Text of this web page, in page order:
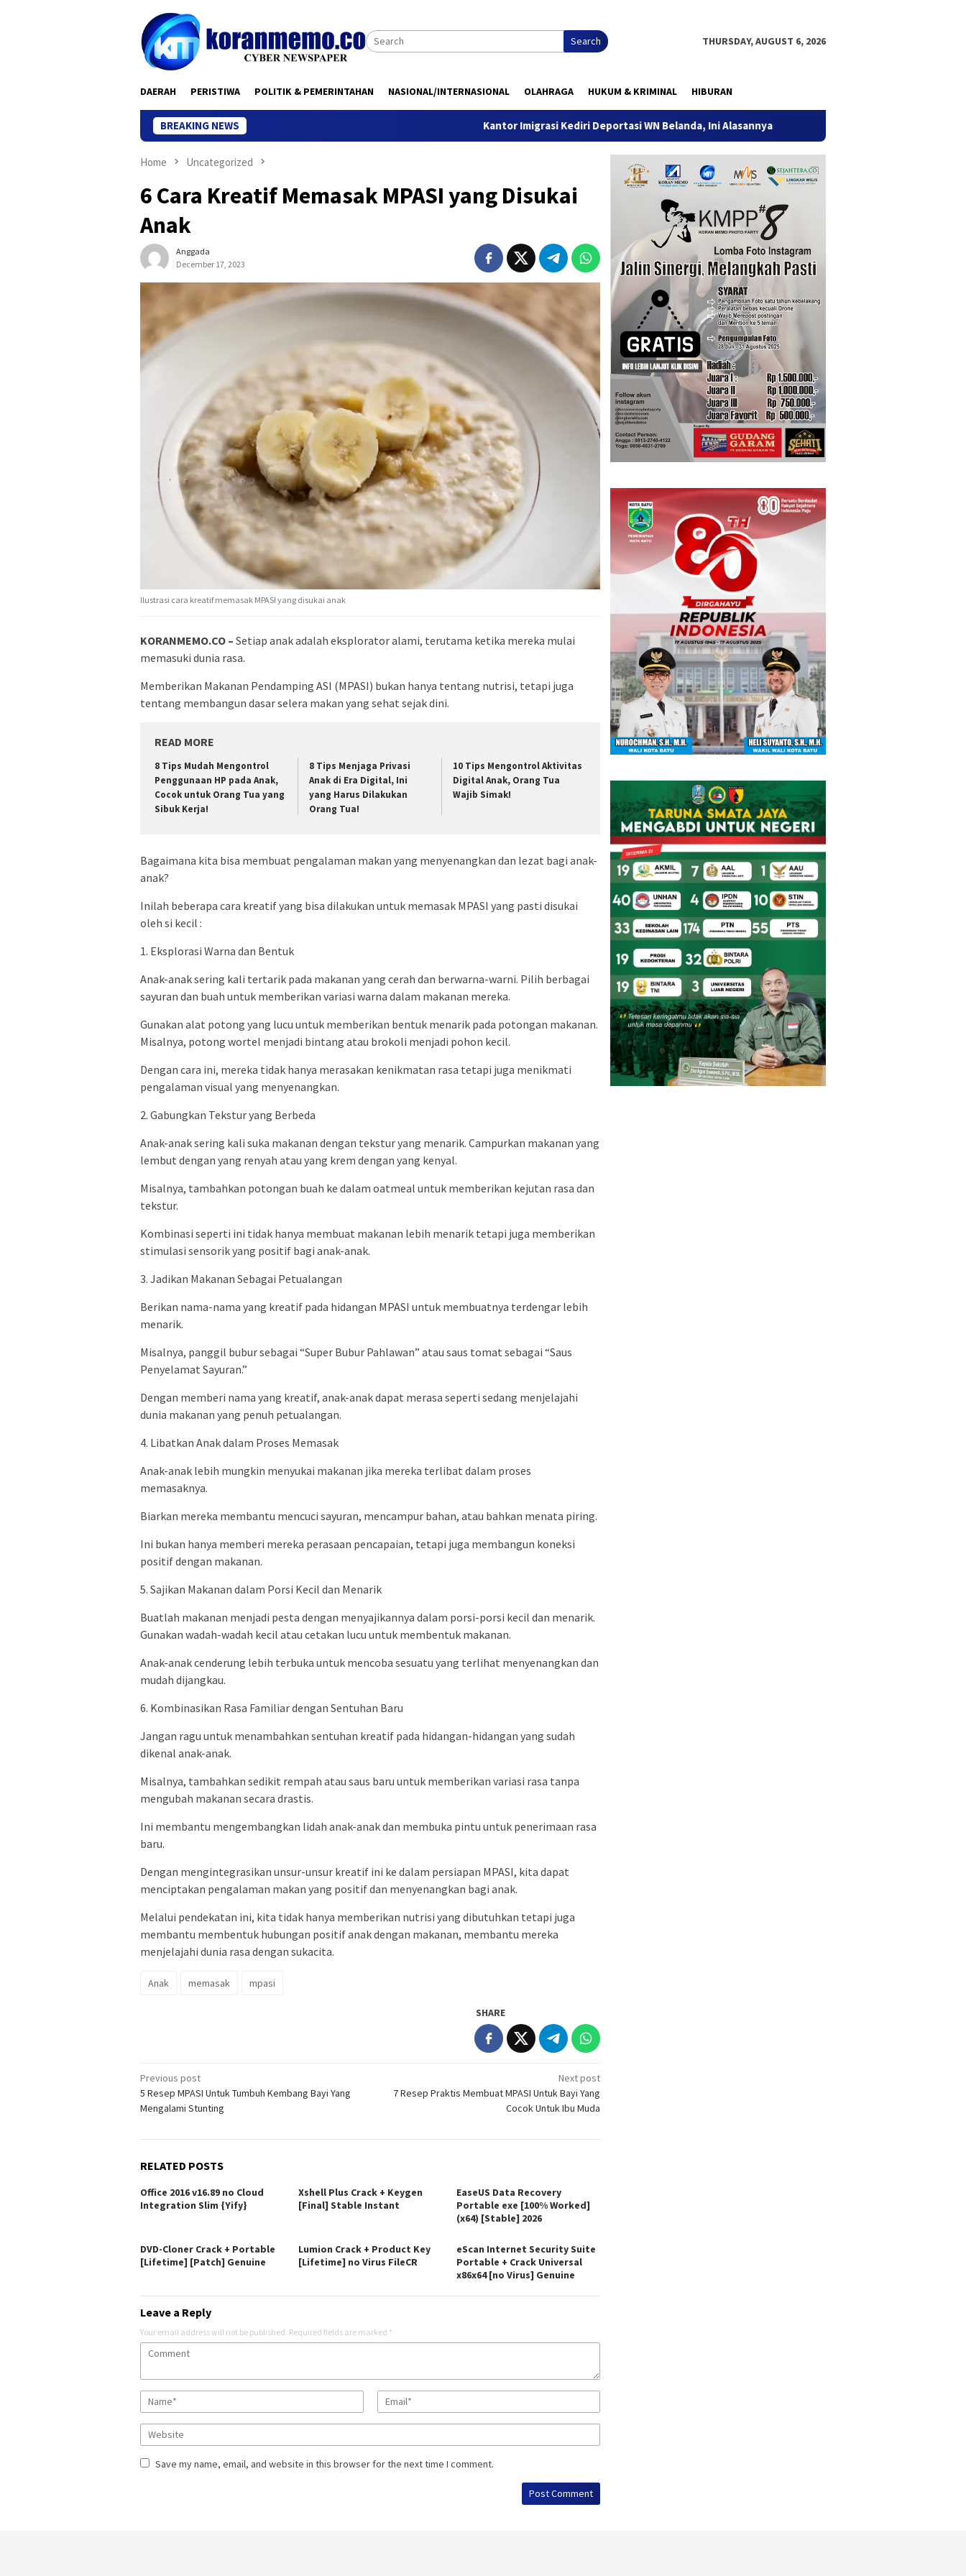
Search THURSDAY, AUGUST 6, 2026
DAERAH PERISTIWA POLITIK & PEMERINTAHAN NASIONAL/INTERNASIONAL OLAHRAGA HUKUM & KRIMINAL HIBURAN
BREAKING NEWS Kantor Imigrasi Kediri Deportasi WN Belanda, Ini Alasannya 9 Desa di 6 Kecamatan Tulungagung Alami
Home Uncategorized
6 Cara Kreatif Memasak MPASI yang Disukai
Anak
Anggada
December 17, 2023
Ilustrasi cara kreatif memasak MPASI yang disukai anak
KORANMEMO.CO – Setiap anak adalah eksplorator alami, terutama ketika mereka mulai
memasuki dunia rasa.
Memberikan Makanan Pendamping ASI (MPASI) bukan hanya tentang nutrisi, tetapi juga
tentang membangun dasar selera makan yang sehat sejak dini.
READ MORE
8 Tips Mudah Mengontrol
Penggunaan HP pada Anak,
Cocok untuk Orang Tua yang
Sibuk Kerja!
8 Tips Menjaga Privasi
Anak di Era Digital, Ini
yang Harus Dilakukan
Orang Tua!
10 Tips Mengontrol Aktivitas
Digital Anak, Orang Tua
Wajib Simak!
Bagaimana kita bisa membuat pengalaman makan yang menyenangkan dan lezat bagi anak-
anak?
Inilah beberapa cara kreatif yang bisa dilakukan untuk memasak MPASI yang pasti disukai
oleh si kecil :
1. Eksplorasi Warna dan Bentuk
Anak-anak sering kali tertarik pada makanan yang cerah dan berwarna-warni. Pilih berbagai
sayuran dan buah untuk memberikan variasi warna dalam makanan mereka.
Gunakan alat potong yang lucu untuk memberikan bentuk menarik pada potongan makanan.
Misalnya, potong wortel menjadi bintang atau brokoli menjadi pohon kecil.
Dengan cara ini, mereka tidak hanya merasakan kenikmatan rasa tetapi juga menikmati
pengalaman visual yang menyenangkan.
2. Gabungkan Tekstur yang Berbeda
Anak-anak sering kali suka makanan dengan tekstur yang menarik. Campurkan makanan yang
lembut dengan yang renyah atau yang krem dengan yang kenyal.
Misalnya, tambahkan potongan buah ke dalam oatmeal untuk memberikan kejutan rasa dan
tekstur.
Kombinasi seperti ini tidak hanya membuat makanan lebih menarik tetapi juga memberikan
stimulasi sensorik yang positif bagi anak-anak.
3. Jadikan Makanan Sebagai Petualangan
Berikan nama-nama yang kreatif pada hidangan MPASI untuk membuatnya terdengar lebih
menarik.
Misalnya, panggil bubur sebagai “Super Bubur Pahlawan” atau saus tomat sebagai “Saus
Penyelamat Sayuran.”
Dengan memberi nama yang kreatif, anak-anak dapat merasa seperti sedang menjelajahi
dunia makanan yang penuh petualangan.
4. Libatkan Anak dalam Proses Memasak
Anak-anak lebih mungkin menyukai makanan jika mereka terlibat dalam proses
memasaknya.
Biarkan mereka membantu mencuci sayuran, mencampur bahan, atau bahkan menata piring.
Ini bukan hanya memberi mereka perasaan pencapaian, tetapi juga membangun koneksi
positif dengan makanan.
5. Sajikan Makanan dalam Porsi Kecil dan Menarik
Buatlah makanan menjadi pesta dengan menyajikannya dalam porsi-porsi kecil dan menarik.
Gunakan wadah-wadah kecil atau cetakan lucu untuk membentuk makanan.
Anak-anak cenderung lebih terbuka untuk mencoba sesuatu yang terlihat menyenangkan dan
mudah dijangkau.
6. Kombinasikan Rasa Familiar dengan Sentuhan Baru
Jangan ragu untuk menambahkan sentuhan kreatif pada hidangan-hidangan yang sudah
dikenal anak-anak.
Misalnya, tambahkan sedikit rempah atau saus baru untuk memberikan variasi rasa tanpa
mengubah makanan secara drastis.
Ini membantu mengembangkan lidah anak-anak dan membuka pintu untuk penerimaan rasa
baru.
Dengan mengintegrasikan unsur-unsur kreatif ini ke dalam persiapan MPASI, kita dapat
menciptakan pengalaman makan yang positif dan menyenangkan bagi anak.
Melalui pendekatan ini, kita tidak hanya memberikan nutrisi yang dibutuhkan tetapi juga
membantu membentuk hubungan positif anak dengan makanan, membantu mereka
menjelajahi dunia rasa dengan sukacita.
Anak memasak mpasi
SHARE
Post
navigation
Previous post
5 Resep MPASI Untuk Tumbuh Kembang Bayi Yang
Mengalami Stunting
Next post
7 Resep Praktis Membuat MPASI Untuk Bayi Yang
Cocok Untuk Ibu Muda
RELATED POSTS
Office 2016 v16.89 no Cloud
Integration Slim {Yify}
Xshell Plus Crack + Keygen
[Final] Stable Instant
EaseUS Data Recovery
Portable exe [100% Worked]
(x64) [Stable] 2026
DVD-Cloner Crack + Portable
[Lifetime] [Patch] Genuine
Lumion Crack + Product Key
[Lifetime] no Virus FileCR
eScan Internet Security Suite
Portable + Crack Universal
x86x64 [no Virus] Genuine
Leave a Reply
Your email address will not be published. Required fields are marked *
Save my name, email, and website in this browser for the next time I comment.